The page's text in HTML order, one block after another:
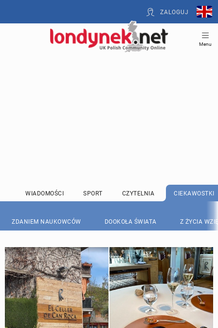
ZALOGUJ
Menu
WIADOMOŚCI SPORT CZYTELNIA CIEKAWOSTKI
ZDANIEM NAUKOWCÓW DOOKOŁA ŚWIATA Z ŻYCIA